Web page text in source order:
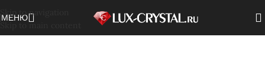
Skip to navigation
Skip to main content
МЕНЮ